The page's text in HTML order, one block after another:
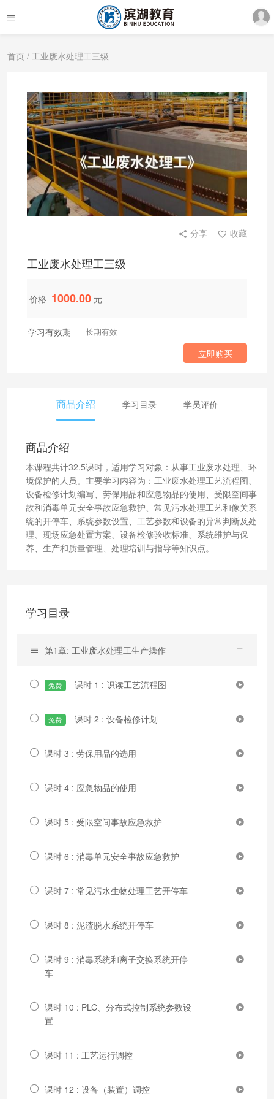
首页 / 工业废水处理工三级
分享 收藏
工业废水处理工三级
价格 1000.00 元
学习有效期 长期有效
立即购买
商品介绍 学习目录 学员评价
商品介绍
本课程共计32.5课时，适用学习对象：从事工业废水处理、环
境保护的人员。主要学习内容为：工业废水处理工艺流程图、
设备检修计划编写、劳保用品和应急物品的使用、受限空间事
故和消毒单元安全事故应急救护、常见污水处理工艺和像关系
统的开停车、系统参数设置、工艺参数和设备的异常判断及处
理、现场应急处置方案、设备检修验收标准、系统维护与保
养、生产和质量管理、处理培训与指导等知识点。
学习目录
第1章: 工业废水处理工生产操作
免费 课时 1 : 识读工艺流程图
免费 课时 2 : 设备检修计划
课时 3 : 劳保用品的选用
课时 4 : 应急物品的使用
课时 5 : 受限空间事故应急救护
课时 6 : 消毒单元安全事故应急救护
课时 7 : 常见污水生物处理工艺开停车
课时 8 : 泥渣脱水系统开停车
课时 9 : 消毒系统和离子交换系统开停
车
课时 10 : PLC、分布式控制系统参数设
置
课时 11 : 工艺运行调控
课时 12 : 设备（装置）调控